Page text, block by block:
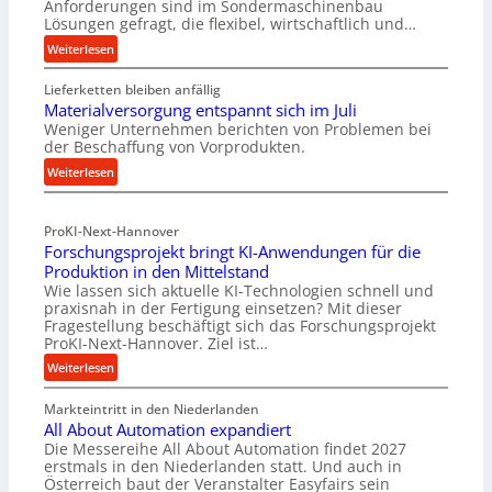
Anforderungen sind im Sondermaschinenbau
Lösungen gefragt, die flexibel, wirtschaftlich und…
Weiterlesen:
R
o
l
l
e
n
f
h
r
u
n
g
e
n
e
r
h
ö
h
e
Lieferketten bleiben anfällig
Materialversorgung entspannt sich im Juli
Weniger Unternehmen berichten von Problemen bei
der Beschaffung von Vorprodukten.
Weiterlesen:
M
t
e
r
i
a
l
v
e
r
o
r
g
ProKI-Next-Hannover
Forschungsprojekt bringt KI-Anwendungen für die
Produktion in den Mittelstand
Wie lassen sich aktuelle KI-Technologien schnell und
praxisnah in der Fertigung einsetzen? Mit dieser
Fragestellung beschäftigt sich das Forschungsprojekt
ProKI-Next-Hannover. Ziel ist…
Weiterlesen:
F
o
r
s
c
Markteintritt in den Niederlanden
All About Automation expandiert
Die Messereihe All About Automation findet 2027
erstmals in den Niederlanden statt. Und auch in
Österreich baut der Veranstalter Easyfairs sein